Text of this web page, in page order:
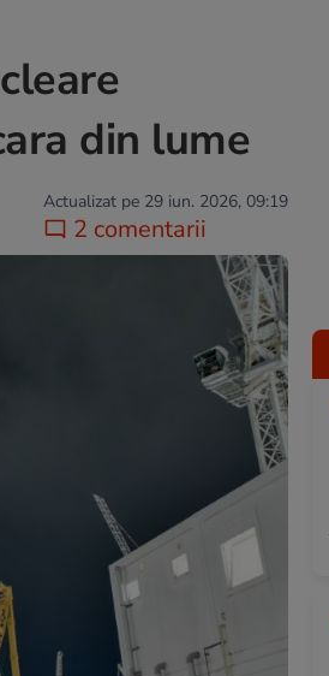
din lume
Actualizat pe 29 iun. 2026, 09:19
2 comentarii